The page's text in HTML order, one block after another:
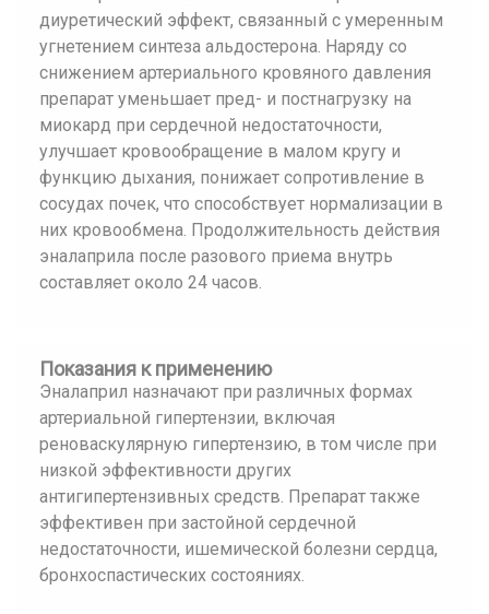
диуретический эффект, связанный с умеренным
угнетением синтеза альдостерона. Наряду со
снижением артериального кровяного давления
препарат уменьшает пред- и постнагрузку на
миокард при сердечной недостаточности,
улучшает кровообращение в малом кругу и
функцию дыхания, понижает сопротивление в
сосудах почек, что способствует нормализации в
них кровообмена. Продолжительность действия
эналаприла после разового приема внутрь
составляет около 24 часов.
Показания к применению
Эналаприл назначают при различных формах
артериальной гипертензии, включая
реноваскулярную гипертензию, в том числе при
низкой эффективности других
антигипертензивных средств. Препарат также
эффективен при застойной сердечной
недостаточности, ишемической болезни сердца,
бронхоспастических состояниях.